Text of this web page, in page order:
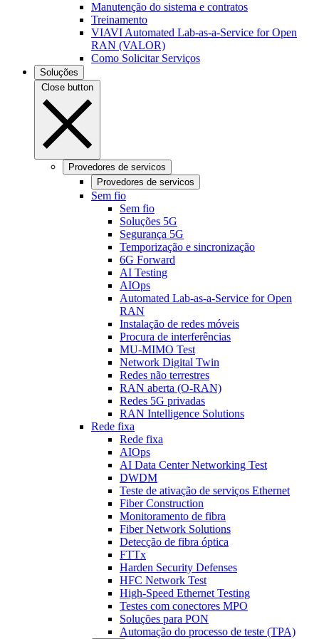
Manutenção do sistema e contratos
Treinamento
VIAVI Automated Lab-as-a-Service for Open
RAN (VALOR)
Como Solicitar Serviços
Soluções
Close button
Provedores de servicos
Provedores de servicos
Sem fio
Sem fio
Soluções 5G
Segurança 5G
Temporização e sincronização
6G Forward
AI Testing
AIOps
Automated Lab-as-a-Service for Open
RAN
Instalação de redes móveis
Procura de interferências
MU-MIMO Test
Network Digital Twin
Redes não terrestres
RAN aberta (O-RAN)
Redes 5G privadas
RAN Intelligence Solutions
Rede fixa
Rede fixa
AIOps
AI Data Center Networking Test
DWDM
Teste de ativação de serviços Ethernet
Fiber Construction
Monitoramento de fibra
Fiber Network Solutions
Detecção de fibra óptica
FTTx
Harden Security Defenses
HFC Network Test
High-Speed Ethernet Testing
Testes com conectores MPO
Soluções para PON
Automação do processo de teste (TPA)